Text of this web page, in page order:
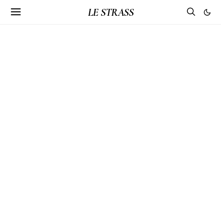
LE STRASS